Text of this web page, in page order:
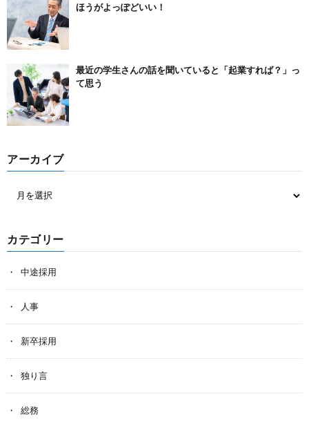
ほうがよっぽどいい！
最近の学生さんの話を聞いていると「起業すれば？」っ
て思う
アーカイブ
カテゴリー
中途採用
人事
新卒採用
独り言
総務